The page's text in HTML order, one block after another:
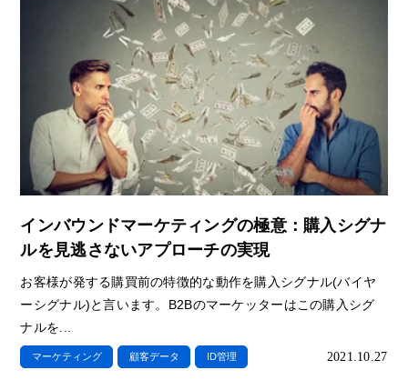
インバウンドマーケティングの極意：購入シグナ
ルを見逃さないアプローチの実現
お客様が発する購買前の特徴的な動作を購入シグナル(バイヤ
ーシグナル)と言います。B2Bのマーケッターはこの購入シグ
ナルを...
マーケティング 顧客データ ID管理 2021.10.27